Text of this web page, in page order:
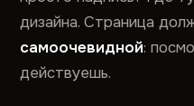
дизайна. Страница
самоочевидной:
действуешь.